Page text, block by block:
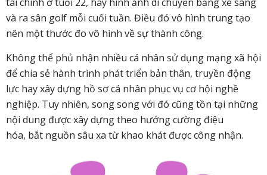
và ra sân golf mỗi cuối tuần. Điều đó vô hình trung tạo
nên một thước đo vô hình về sự thành công.
Không thể phủ nhận nhiều cá nhân sử dụng mạng xã hội
để chia sẻ hành trình phát triển bản thân, truyền động
lực hay xây dựng hồ sơ cá nhân phục vụ cơ hội nghề
nghiệp. Tuy nhiên, song song với đó cũng tồn tại những
nội dung được xây dựng theo hướng cường điệu
hóa, bắt nguồn sâu xa từ khao khát được công nhận.